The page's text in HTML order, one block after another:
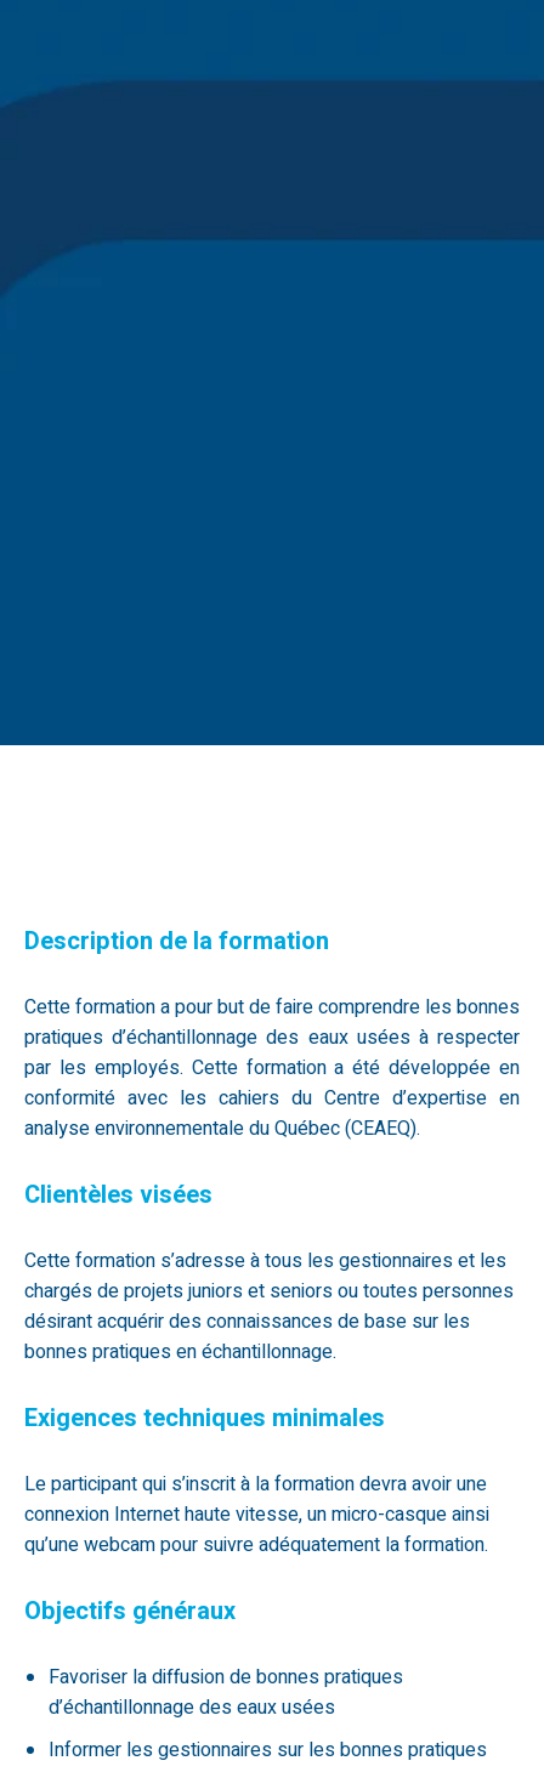
Description de la formation
Cette formation a pour but de faire comprendre les bonnes
pratiques d’échantillonnage des eaux usées à respecter
par les employés. Cette formation a été développée en
conformité avec les cahiers du Centre d’expertise en
analyse environnementale du Québec (CEAEQ).
Clientèles visées
Cette formation s’adresse à tous les gestionnaires et les
chargés de projets juniors et seniors ou toutes personnes
désirant acquérir des connaissances de base sur les
bonnes pratiques en échantillonnage.
Exigences techniques minimales
Le participant qui s’inscrit à la formation devra avoir une
connexion Internet haute vitesse, un micro-casque ainsi
qu’une webcam pour suivre adéquatement la formation.
Objectifs généraux
Favoriser la diffusion de bonnes pratiques
d’échantillonnage des eaux usées
Informer les gestionnaires sur les bonnes pratiques